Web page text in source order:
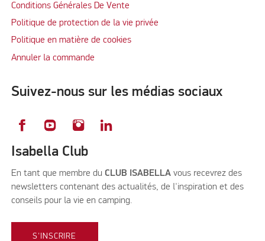
Conditions Générales De Vente
Politique de protection de la vie privée
Politique en matière de cookies
Annuler la commande
Suivez-nous sur les médias sociaux
Isabella Club
En tant que membre du CLUB ISABELLA vous recevrez des
newsletters contenant des actualités, de l'inspiration et des
conseils pour la vie en camping.
S'INSCRIRE